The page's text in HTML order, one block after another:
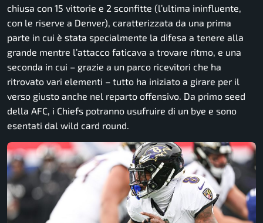
chiusa con 15 vittorie e 2 sconfitte (l’ultima ininfluente,
con le riserve a Denver), caratterizzata da una prima
parte in cui è stata specialmente la difesa a tenere alla
grande mentre l’attacco faticava a trovare ritmo, e una
seconda in cui – grazie a un parco ricevitori che ha
ritrovato vari elementi – tutto ha iniziato a girare per il
verso giusto anche nel reparto offensivo. Da primo seed
della AFC, i Chiefs potranno usufruire di un bye e sono
esentati dal wild card round.